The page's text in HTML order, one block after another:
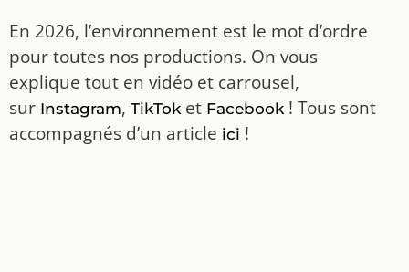
En 2026, l’environnement est le mot d’ordre
pour toutes nos productions. On vous
explique tout en vidéo et carrousel,
sur Instagram, TikToket Facebook! Tous sont
accompagnés d’un article ici !